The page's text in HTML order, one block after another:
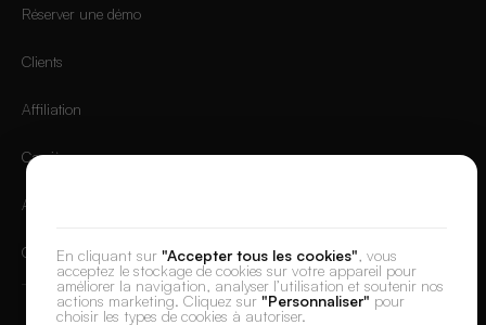
Réserver une démo
Clients
Affiliation
Carrières
Application Mobile
ConnexionEn cliquant sur "Accepter tous les cookies", vous
acceptez le stockage de cookies sur votre appareil pour
améliorer la navigation, analyser l’utilisation et soutenir nos
actions marketing. Cliquez sur "Personnaliser" pour
choisir les types de cookies à autoriser.